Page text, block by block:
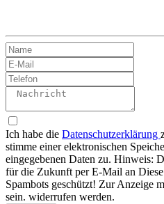
Ich habe die Datenschutzerklärung
stimme einer elektronischen
eingegebenen Daten zu. Hinweis:
für die Zukunft per E-Mail an
Spambots geschützt! Zur Anzeige
sein. widerrufen werden.